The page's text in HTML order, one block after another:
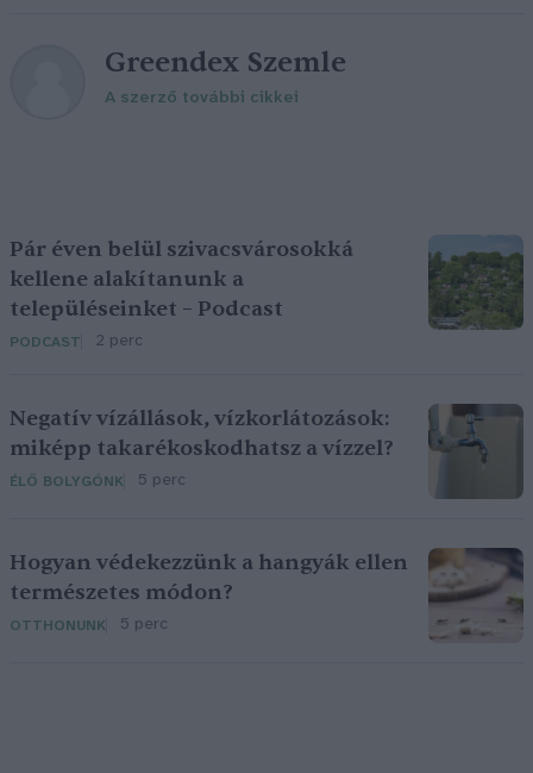
Greendex Szemle
A szerző további cikkei
Pár éven belül szivacsvárosokká
kellene alakítanunk a
településeinket – Podcast
PODCAST 2 perc
Negatív vízállások, vízkorlátozások:
miképp takarékoskodhatsz a vízzel?
ÉLŐ BOLYGÓNK 5 perc
Hogyan védekezzünk a hangyák ellen
természetes módon?
OTTHONUNK 5 perc